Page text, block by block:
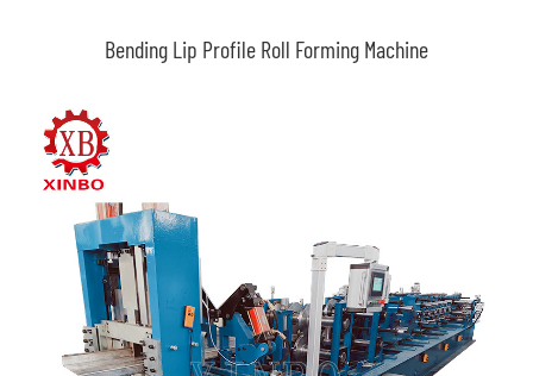
Bending Lip Profile Roll Forming Machine